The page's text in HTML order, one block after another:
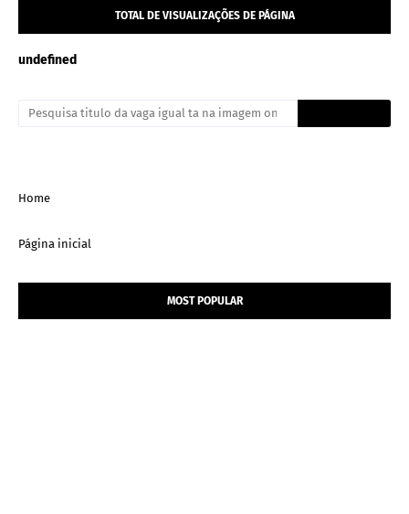
TOTAL DE VISUALIZAÇÕES DE PÁGINA
undefned
Home
Página inicial
MOST POPULAR